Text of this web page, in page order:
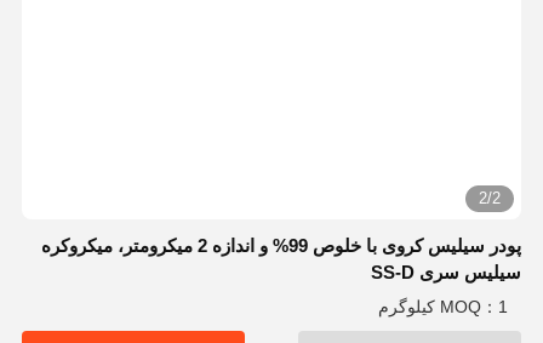
2/2
پودر سیلیس کروی با خلوص 99% و اندازه 2 میکرومتر، میکروکره
سیلیس سری SS-D
MOQ：1 کیلوگرم